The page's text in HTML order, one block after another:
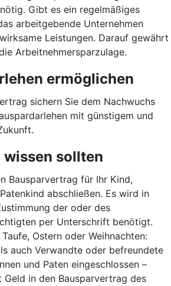
Gibt es ein regelmäßiges
arbeitgebende Unternehmen
Leistungen. Darauf gewährt
Arbeitnehmer­spar­zulage.
ermöglichen
sichern Sie dem Nachwuchs
mit günstigem und
wissen sollten
Bausparvertrag für Ihr Kind,
abschließen. Es wird in
der oder des
per Unterschrift benötigt.
Ostern oder Weihnachten:
auch Verwandte oder befreundete
und Paten eingeschlossen –
in den Bausparvertrag des